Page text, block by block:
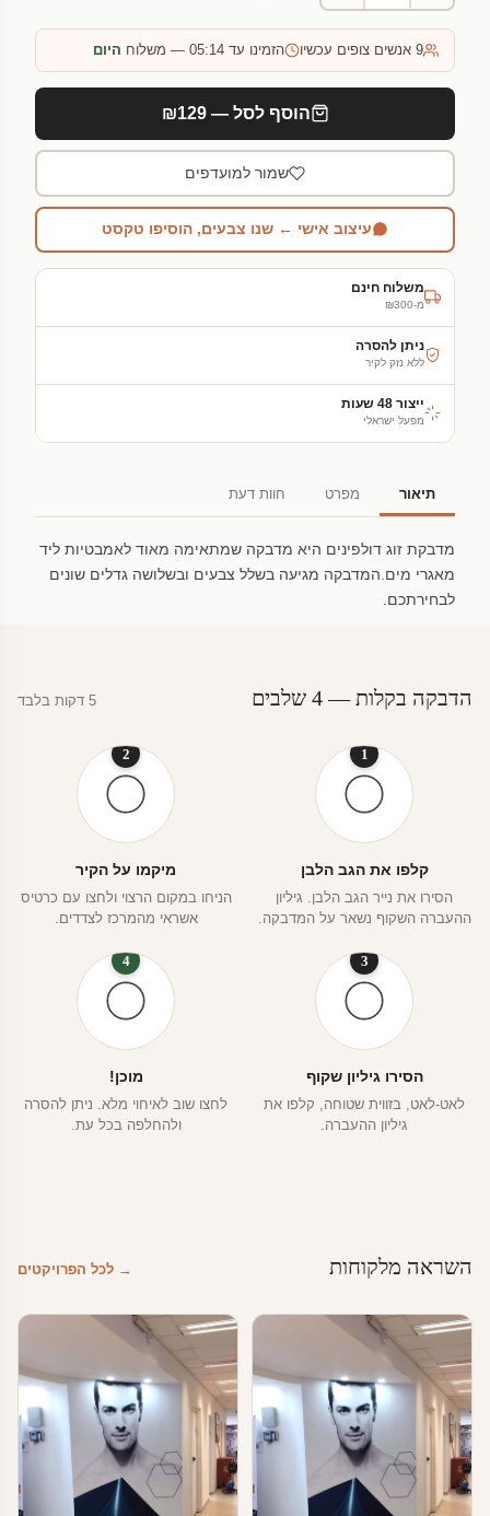
9 אנשים צופים עכשיו הזמינו עד 05:14 — משלוח היום
הוסף לסל — ₪129
שמור למועדפים
עיצוב אישי ← שנו צבעים, הוסיפו טקסט
משלוח חינם
מ-₪300
ניתן להסרה
ללא נזק לקיר
ייצור 48 שעות
מפעל ישראלי
תיאור מפרט חוות דעת
מדבקת זוג דולפינים היא מדבקה שמתאימה מאוד לאמבטיות ליד
מאגרי מים.המדבקה מגיעה בשלל צבעים ובשלושה גדלים שונים
לבחירתכם.
הדבקה בקלות — 4 שלבים 5 דקות בלבד
1
קלפו את הגב הלבן
הסירו את נייר הגב הלבן. גיליון
ההעברה השקוף נשאר על המדבקה.
2
מיקמו על הקיר
הניחו במקום הרצוי ולחצו עם כרטיס
אשראי מהמרכז לצדדים.
3
הסירו גיליון שקוף
לאט-לאט, בזווית שטוחה, קלפו את
גיליון ההעברה.
4
מוכן!
לחצו שוב לאיחוי מלא. ניתן להסרה
ולהחלפה בכל עת.
השראה מלקוחות → לכל הפרויקטים